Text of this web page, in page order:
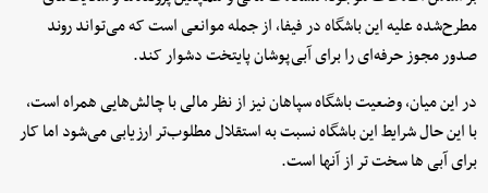
مطرح‌شده علیه این باشگاه در فیفا، از جمله موانعی است که می‌تواند روند
صدور مجوز حرفه‌ای را برای آبی‌پوشان پایتخت دشوار کند.
در این میان، وضعیت باشگاه سپاهان نیز از نظر مالی با چالش‌هایی همراه است،
با این حال شرایط این باشگاه نسبت به استقلال مطلوب‌تر ارزیابی می‌شود اما کار
برای آبی ها سخت تر از آنها است.